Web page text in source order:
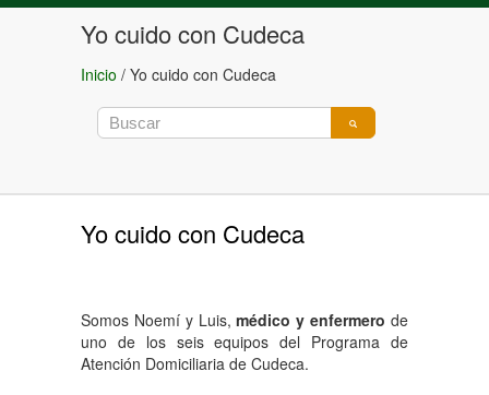
Yo cuido con Cudeca
Inicio / Yo cuido con Cudeca
Yo cuido con Cudeca
Somos Noemí y Luis,médico y enfermero de
uno de los seis equipos del Programa de
Atención Domiciliaria de Cudeca.